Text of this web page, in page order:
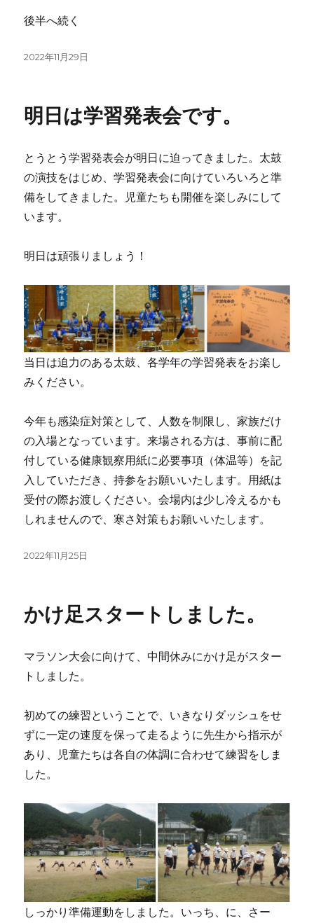
後半へ続く
投
2022年11月29日
明日は学習発表会です。
とうとう学習発表会が明日に迫ってきました。太鼓
の演技をはじめ、学習発表会に向けていろいろと準
備をしてきました。児童たちも開催を楽しみにして
います。
明日は頑張りましょう！
当日は迫力のある太鼓、各学年の学習発表をお楽し
みください。
今年も感染症対策として、人数を制限し、家族だけ
の入場となっています。来場される方は、事前に配
付している健康観察用紙に必要事項（体温等）を記
入していただき、持参をお願いいたします。用紙は
受付の際お渡しください。会場内は少し冷えるかも
しれませんので、寒さ対策もお願いいたします。
投
2022年11月25日
かけ足スタートしました。
マラソン大会に向けて、中間休みにかけ足がスター
トしました。
初めての練習ということで、いきなりダッシュをせ
ずに一定の速度を保って走るように先生から指示が
あり、児童たちは各自の体調に合わせて練習をしま
した。
しっかり準備運動をしました。いっち、に、さー